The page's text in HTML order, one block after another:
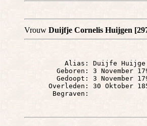
Vrouw Duijfje Cornelis Huijgen
          Alias: Duijfe Huijge
Geboren: 3 November
Gedoopt: 3 November
Overleden: 30 Oktober